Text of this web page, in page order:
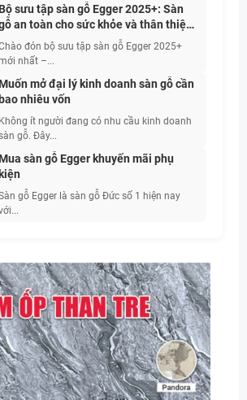
Bộ sưu tập sàn gỗ Egger 2025+: Sàn
an toàn cho sức khỏe và thân thiện
với con người
đón bộ sưu tập sàn gỗ Egger 2025+
nhất –...
Muốn mở đại lý kinh doanh sàn gỗ cần
bao nhiêu vốn
Không ít người đang có nhu cầu kinh doanh
gỗ. Đây...
Mua sàn gỗ Egger khuyến mãi phụ
kiện
gỗ Egger là sàn gỗ Đức số 1 hiện nay